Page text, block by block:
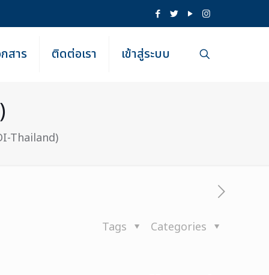
สาร ติดต่อเรา เข้าสู่ระบบ
Thailand)
Categories
Tags